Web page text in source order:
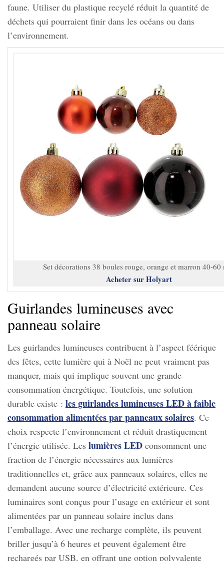
faune. Utiliser du plastique recyclé réduit la quantité de
déchets qui pourraient finir dans les océans ou dans
l’environnement.
Set décorations 38 boules rouge, orange et marron 40-60
Acheter sur Holyart
Guirlandes lumineuses avec
panneau solaire
Les guirlandes lumineuses contribuent à l’aspect féérique
des fêtes, cette lumière qui à Noël ne peut vraiment pas
manquer, mais qui implique souvent une grande
consommation énergétique. Toutefois, une solution
durable existe : les guirlandes lumineuses LED à faible
consommation alimentées par panneaux solaires. Ce
choix respecte l’environnement et réduit drastiquement
l’énergie utilisée. Les lumières LED consomment une
fraction de l’énergie nécessaires aux lumières
traditionnelles et, grâce aux panneaux solaires, elles ne
demandent aucune source d’électricité extérieure. Ces
luminaires sont conçus pour l’usage en extérieur et sont
alimentées par un panneau solaire inclus dans
l’emballage. Avec une recharge complète, ils peuvent
briller jusqu’à 6 heures et peuvent également être
rechargés par USB, en offrant une option polyvalente